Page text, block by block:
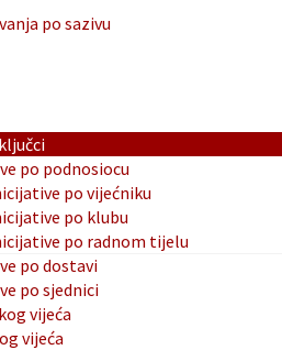
po sazivu
po podnosiocu
po vijećniku
po klubu
po radnom tijelu
po dostavi
po sjednici
vijeća
vijeća